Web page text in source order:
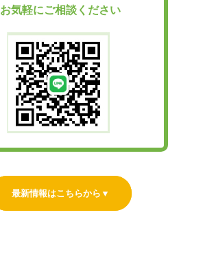
お気軽にご相談ください
最新情報はこちらから▼